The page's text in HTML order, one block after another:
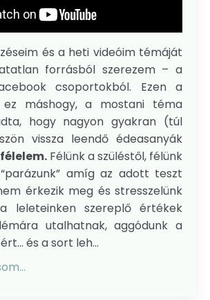
és a heti videóim témáját
forrásból szerezem – a
csoportokból. Ezen a
máshogy, a mostani téma
hogy nagyon gyakran (túl
vissza leendő édeasanyák
Félünk a szüléstől, félünk
amíg az adott teszt
érkezik meg és stresszelünk
leleteinken szereplő értékek
utalhatnak, aggódunk a
és a sort leh...